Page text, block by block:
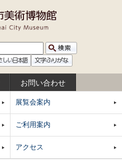
お問い合わせ
展覧会案内
ご利用案内
アクセス